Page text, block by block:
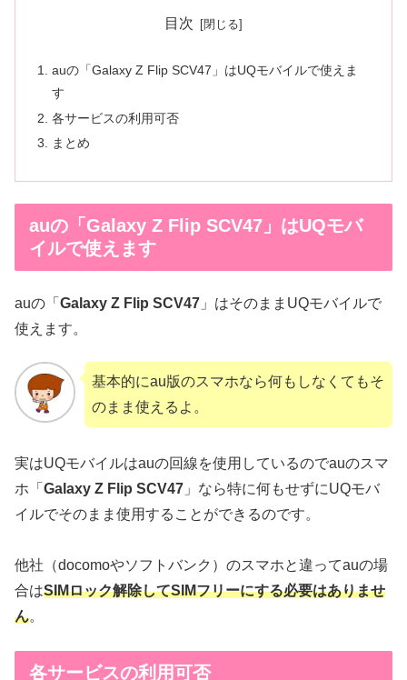
目次
auの「Galaxy Z Flip SCV47」はUQモバイルで使えま
す
各サービスの利用可否
まとめ
auの「Galaxy Z Flip SCV47」はUQモバ
イルで使えます
auの「 Galaxy Z Flip SCV47 」はそのままUQモバイルで
使えます。
基本的にau版のスマホなら何もしなくてもそ
のまま使えるよ。
実はUQモバイルはauの回線を使用しているのでauのスマ
ホ「 Galaxy Z Flip SCV47 」なら特に何もせずにUQモバ
イルでそのまま使用することができるのです。
他社（docomoやソフトバンク）のスマホと違ってauの場
合はSIMロック解除してSIMフリーにする必要はありませ
ん。
各サービスの利用可否